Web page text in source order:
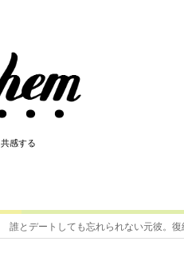
感する
声に共感する
誰とデートしても忘れられない元彼。